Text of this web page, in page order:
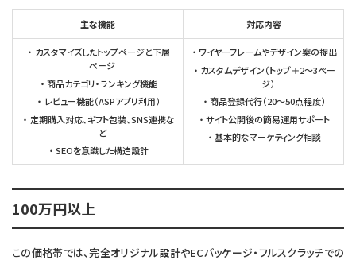
主な機能 対応内容
カスタマイズしたトップページと下層
ページ
商品カテゴリ・ランキング機能
レビュー機能（ASPアプリ利用）
定期購入対応、ギフト包装、SNS連携な
ど
SEOを意識した構造設計
ワイヤーフレームやデザイン案の提出
カスタムデザイン（トップ＋2〜3ペー
ジ）
商品登録代行（20〜50点程度）
サイト公開後の簡易運用サポート
基本的なマーケティング相談
100万円以上
この価格帯では、完全オリジナル設計やECパッケージ・フルスクラッチでの